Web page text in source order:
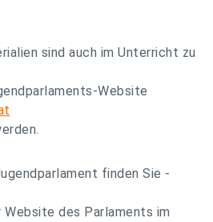
sind auch im Unterricht zu
Website
finden Sie -
des Parlaments im